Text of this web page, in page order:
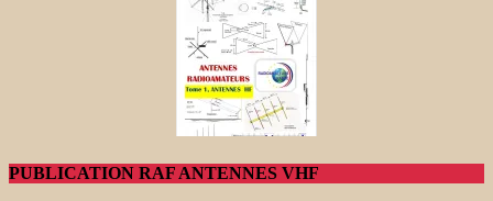
PUBLICATION RAF ANTENNES VHF